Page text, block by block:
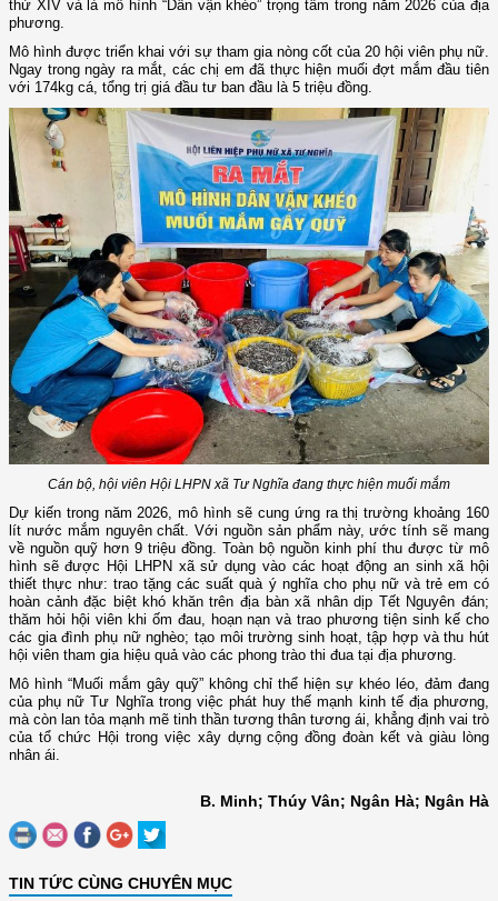
thứ XIV và là mô hình “Dân vận khéo” trọng tâm trong năm 2026 của địa
phương.
Mô hình được triển khai với sự tham gia nòng cốt của 20 hội viên phụ nữ.
Ngay trong ngày ra mắt, các chị em đã thực hiện muối đợt mắm đầu tiên
với 174kg cá, tổng trị giá đầu tư ban đầu là 5 triệu đồng.
Cán bộ, hội viên Hội LHPN xã Tư Nghĩa đang thực hiện muối mắm
Dự kiến trong năm 2026, mô hình sẽ cung ứng ra thị trường khoảng 160
lít nước mắm nguyên chất. Với nguồn sản phẩm này, ước tính sẽ mang
về nguồn quỹ hơn 9 triệu đồng. Toàn bộ nguồn kinh phí thu được từ mô
hình sẽ được Hội LHPN xã sử dụng vào các hoạt động an sinh xã hội
thiết thực như: trao tặng các suất quà ý nghĩa cho phụ nữ và trẻ em có
hoàn cảnh đặc biệt khó khăn trên địa bàn xã nhân dịp Tết Nguyên đán;
thăm hỏi hội viên khi ốm đau, hoạn nạn và trao phương tiện sinh kế cho
các gia đình phụ nữ nghèo; tạo môi trường sinh hoạt, tập hợp và thu hút
hội viên tham gia hiệu quả vào các phong trào thi đua tại địa phương.
Mô hình “Muối mắm gây quỹ” không chỉ thể hiện sự khéo léo, đảm đang
của phụ nữ Tư Nghĩa trong việc phát huy thế mạnh kinh tế địa phương,
mà còn lan tỏa mạnh mẽ tinh thần tương thân tương ái, khẳng định vai trò
của tổ chức Hội trong việc xây dựng cộng đồng đoàn kết và giàu lòng
nhân ái.
B. Minh; Thúy Vân; Ngân Hà; Ngân Hà
TIN TỨC CÙNG CHUYÊN MỤC